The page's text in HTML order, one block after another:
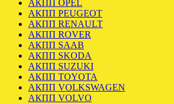
АКПП OPEL
АКПП PEUGEOT
АКПП RENAULT
АКПП ROVER
АКПП SAAB
АКПП SKODA
АКПП SUZUKI
АКПП TOYOTA
АКПП VOLKSWAGEN
АКПП VOLVO